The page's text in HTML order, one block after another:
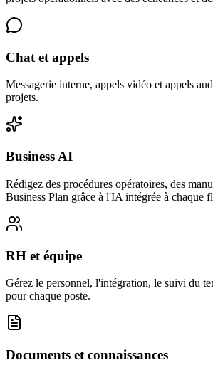
Chat et appels
Messagerie interne, appels vidéo et appels
projets.
Business AI
Rédigez des procédures opératoires, des
Business Plan grâce à l'IA intégrée à chaque
RH et équipe
Gérez le personnel, l'intégration, le suivi du
pour chaque poste.
Documents et connaissances